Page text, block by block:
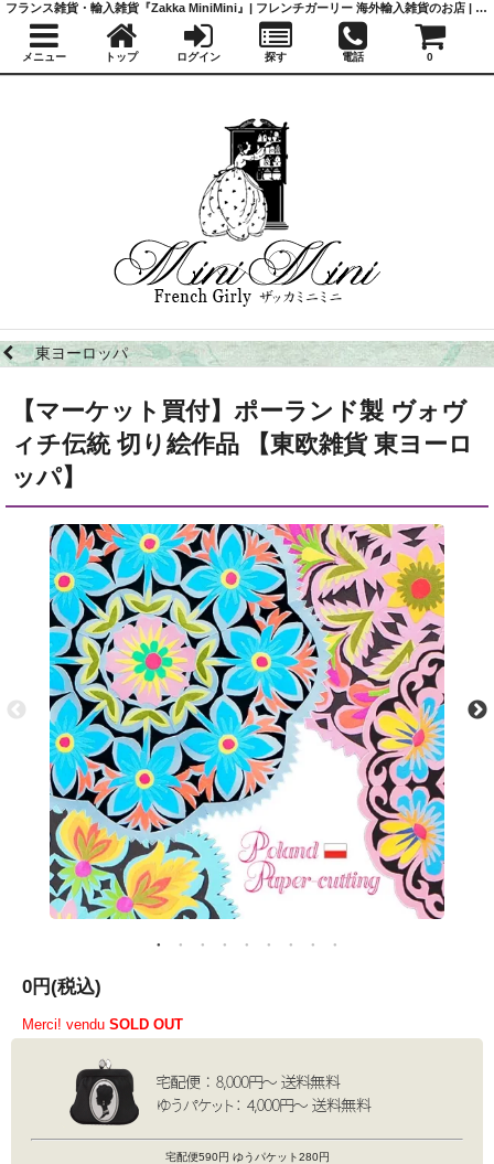
東ヨーロッパ
【マーケット買付】ポーランド製 ヴォヴ
ィチ伝統 切り絵作品 【東欧雑貨 東ヨーロ
ッパ】
0円(税込)
Merci! vendu SOLD OUT
宅配便590円 ゆうパケット280円
フランス雑貨・輸入雑貨『Zakka MiniMini』| フレンチガーリー 海外輸入雑貨のお店 | かわいい雑貨 | 蚤の市 | アンティーク
メニュー トップ ログイン 探す 電話 0